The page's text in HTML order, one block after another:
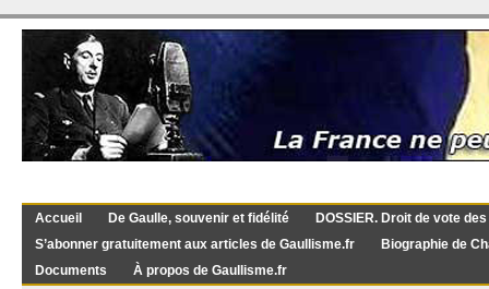
Accueil De Gaulle, souvenir et fidélité
DOSSIER. Droit de vote
S’abonner gratuitement aux articles de Gaullisme.fr
Biographie de
Documents
À propos de Gaullisme.fr